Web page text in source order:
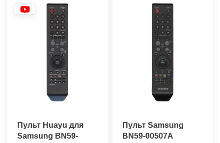
Пульт Huayu для
Samsung BN59-
Пульт Samsung
BN59-00507A